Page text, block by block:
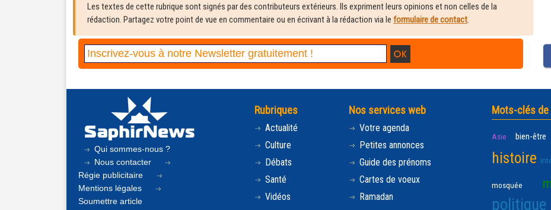
Les textes de cette rubrique sont signés par des contributeurs extérieurs. Ils expriment leurs opinions et non celles de la
rédaction. Partagez votre point de vue en commentaire ou en écrivant à la rédaction via le formulaire de contact.
Qui sommes-nous ?
Nous contacter
Régie publicitaire
Mentions légales
Soumettre article
Rubriques
Actualité
Culture
Débats
Santé
Vidéos
Nos services web
Votre agenda
Petites annonces
Guide des prénoms
Cartes de voeux
Ramadan
Mots-clés de
Asie bien-être
histoire
mosquée
politique